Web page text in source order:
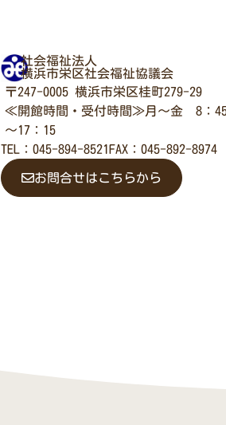
社会福祉法人
横浜市栄区社会福祉協議会
〒247-0005 横浜市栄区桂町279-29
≪開館時間・受付時間≫月～金 8：
～17：15
TEL：045-894-8521FAX：045-892-8974
お問合せはこちらから